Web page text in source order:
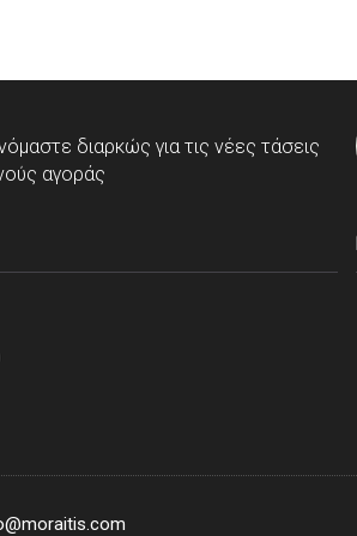
διαρκώς για τις νέες τάσεις
αγοράς